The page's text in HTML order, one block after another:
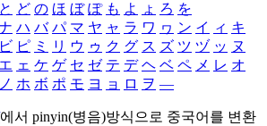
と ど の ほ ぼ ぽ も よ ょ ろ を
ハ バ パ マ ヤ ャ ラ ワ ヮ ン イ ィ キ
ビ ピ ミ リ ウ ゥ ク グ ス ズ ツ ヅ ッ ヌ
エ ェ ケ ゲ セ ゼ テ デ ヘ ベ ペ メ レ オ
ノ ホ ボ ポ モ ヨ ョ ロ ヲ ―
에서 pinyin(병음)방식으로 중국어를 변환